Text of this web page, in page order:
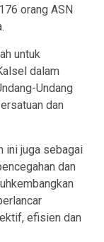
orang ASN
untuk
dalam
Undang
dan
ini juga sebagai
dan
efisien dan